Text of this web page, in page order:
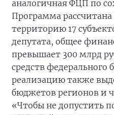
аналогичная ФЦП по
Программа рассчитана
территорию 17
депутата, общее
превышает 300 млрд
средств федерального
реализацию также
бюджетов регионов и
«Чтобы не допустить